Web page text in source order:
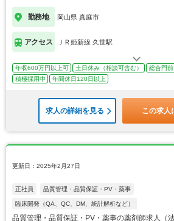
勤務地 岡山県 真庭市
アクセス ＪＲ姫新線 久世駅
年収600万円以上可 土日休み（相談可含む） 総合門前
積極採用中
年間休日120日以上
求人の詳細を見る この求人
更新日：2025年2月27日
正社員 品質管理・品質保証・PV・薬事
臨床開発（QA、QC、DM、統計解析など）
品質管理・品質保証・PV・薬事の薬剤師求人